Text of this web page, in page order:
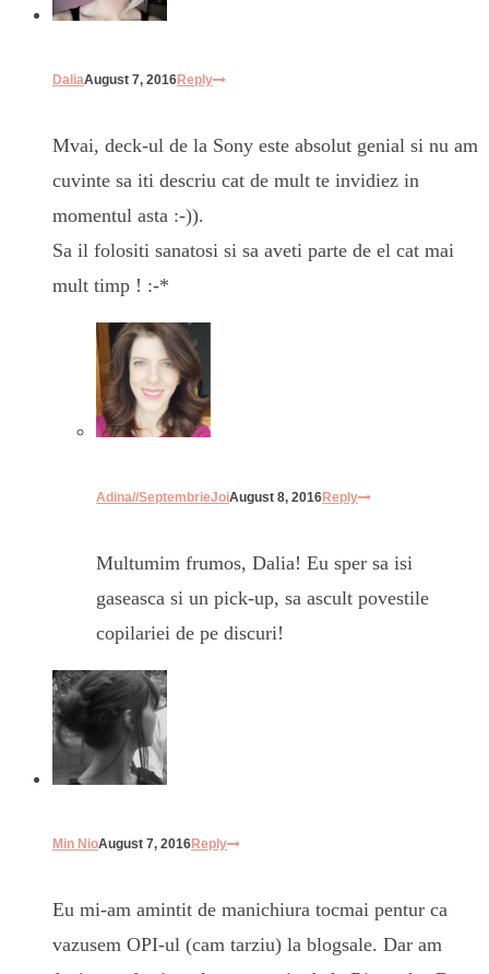
DaliaAugust 7, 2016Reply
Mvai, deck-ul de la Sony este absolut genial si nu am
cuvinte sa iti descriu cat de mult te invidiez in
momentul asta :-)).
Sa il folositi sanatosi si sa aveti parte de el cat mai
mult timp ! :-*
Adina//SeptembrieJoiAugust 8, 2016Reply
Multumim frumos, Dalia! Eu sper sa isi
gaseasca si un pick-up, sa ascult povestile
copilariei de pe discuri!
Min NioAugust 7, 2016Reply
Eu mi-am amintit de manichiura tocmai pentur ca
vazusem OPI-ul (cam tarziu) la blogsale. Dar am